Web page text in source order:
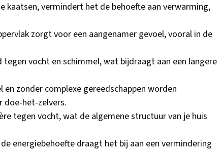
kaatsen, vermindert het de behoefte aan verwarming,
zorgt voor een aangenamer gevoel, vooral in de
vocht en schimmel, wat bijdraagt aan een langere
en zonder complexe gereedschappen worden
doe-het-zelvers.
tegen vocht, wat de algemene structuur van je huis
energiebehoefte draagt het bij aan een vermindering